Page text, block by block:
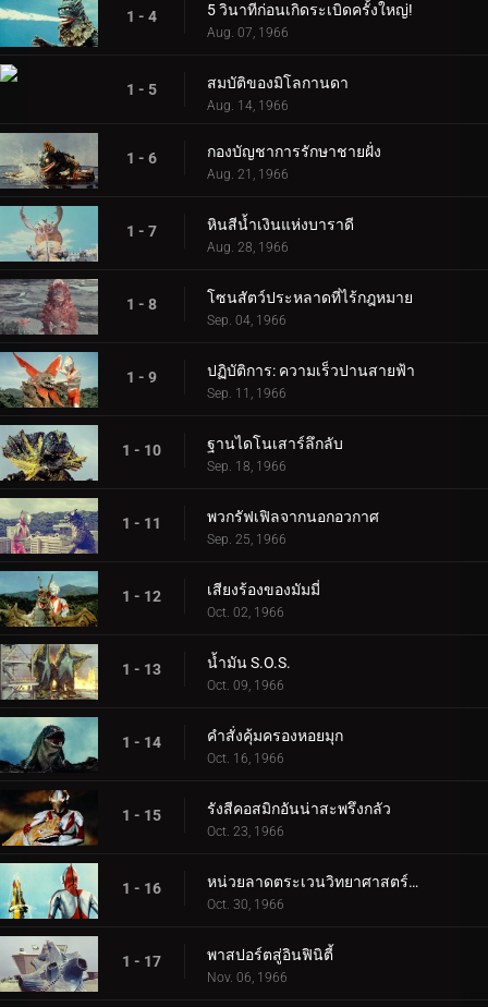
1 - 4 5 วินาทีก่อนเกิดระเบิดครั้งใหญ่!
Aug. 07, 1966
1 - 5 สมบัติของมิโลกานดา
Aug. 14, 1966
1 - 6 กองบัญชาการรักษาชายฝั่ง
Aug. 21, 1966
1 - 7 หินสีน้ำเงินแห่งบาราดี
Aug. 28, 1966
1 - 8 โซนสัตว์ประหลาดที่ไร้กฎหมาย
Sep. 04, 1966
1 - 9 ปฏิบัติการ: ความเร็วปานสายฟ้า
Sep. 11, 1966
1 - 10 ฐานไดโนเสาร์ลึกลับ
Sep. 18, 1966
1 - 11 พวกรัฟเฟิลจากนอกอวกาศ
Sep. 25, 1966
1 - 12 เสียงร้องของมัมมี่
Oct. 02, 1966
1 - 13 น้ำมัน S.O.S.
Oct. 09, 1966
1 - 14 คำสั่งคุ้มครองหอยมุก
Oct. 16, 1966
1 - 15 รังสีคอสมิกอันน่าสะพรึงกลัว
Oct. 23, 1966
1 - 16 หน่วยลาดตระเวนวิทยาศาสตร์สู่อวกาศ
Oct. 30, 1966
1 - 17 พาสปอร์ตสู่อินฟินิตี้
Nov. 06, 1966